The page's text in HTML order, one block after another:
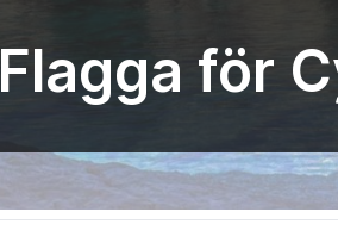
Flagga för